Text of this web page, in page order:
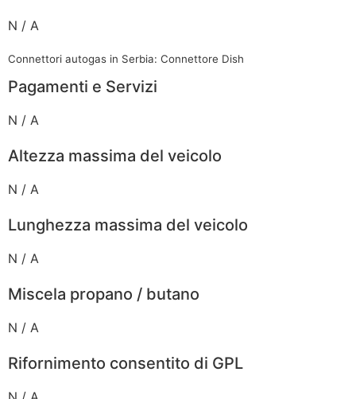
N / A
Connettori autogas in Serbia: Connettore Dish
Pagamenti e Servizi
N / A
Altezza massima del veicolo
N / A
Lunghezza massima del veicolo
N / A
Miscela propano / butano
N / A
Rifornimento consentito di GPL